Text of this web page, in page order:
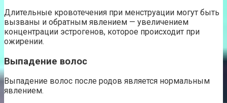
Длительные кровотечения при менструации могут быть
вызваны и обратным явлением — увеличением
концентрации эстрогенов, которое происходит при
ожирении.
Выпадение волос
Выпадение волос после родов является нормальным
явлением.